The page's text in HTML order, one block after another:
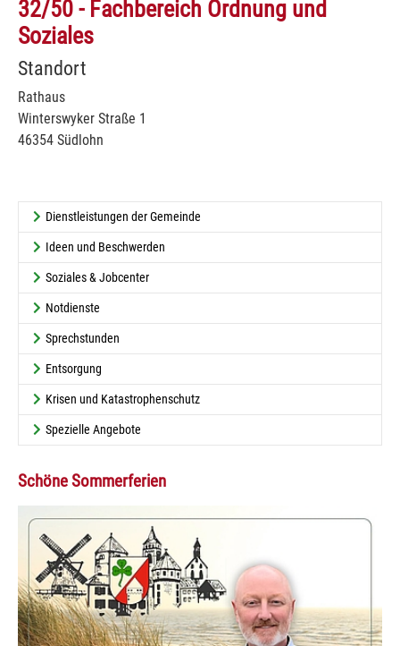
32/50 - Fachbereich Ordnung und
Soziales
Standort
Rathaus
Winterswyker Straße 1
46354 Südlohn
Dienstleistungen der Gemeinde
Ideen und Beschwerden
Soziales & Jobcenter
Notdienste
Sprechstunden
Entsorgung
Krisen und Katastrophenschutz
Spezielle Angebote
Schöne Sommerferien